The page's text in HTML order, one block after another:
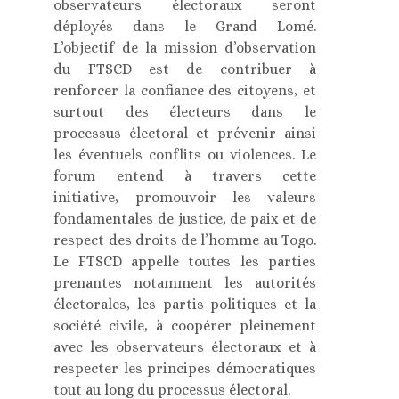
observateurs électoraux seront
déployés dans le Grand Lomé.
L’objectif de la mission d’observation
du FTSCD est de contribuer à
renforcer la confiance des citoyens, et
surtout des électeurs dans le
processus électoral et prévenir ainsi
les éventuels conflits ou violences. Le
forum entend à travers cette
initiative, promouvoir les valeurs
fondamentales de justice, de paix et de
respect des droits de l’homme au Togo.
Le FTSCD appelle toutes les parties
prenantes notamment les autorités
électorales, les partis politiques et la
société civile, à coopérer pleinement
avec les observateurs électoraux et à
respecter les principes démocratiques
tout au long du processus électoral.